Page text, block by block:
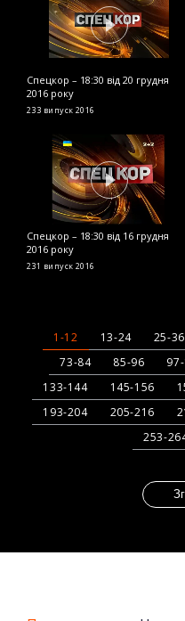
Спецкор – 18:30 від 20 грудня
2016 року
233 випуск 2016
Спецкор – 18:30 від 16 грудня
2016 року
231 випуск 2016
1-12 13-24 25-36
73-84
85-96
133-144
145-156
193-204
205-216
253-